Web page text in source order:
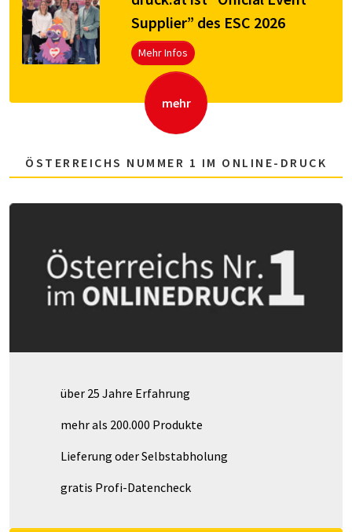
Supplier” des ESC 2026
Mehr Infos
mehr
ÖSTERREICHS NUMMER 1 IM ONLINE-DRUCK
über 25 Jahre Erfahrung
mehr als 200.000 Produkte
Lieferung oder Selbstabholung
gratis Profi-Datencheck